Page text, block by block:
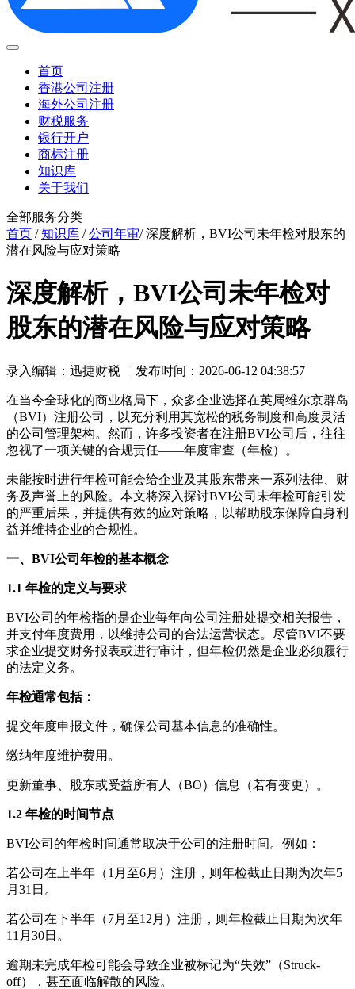
首页
香港公司注册
海外公司注册
财税服务
银行开户
商标注册
知识库
关于我们
全部服务分类
首页 /知识库 /公司年审/ 深度解析，BVI公司未年检对股东的
潜在风险与应对策略
深度解析，BVI公司未年检对
股东的潜在风险与应对策略
录入编辑：迅捷财税 | 发布时间：2026-06-12 04:38:57
在当今全球化的商业格局下，众多企业选择在英属维尔京群岛
（BVI）注册公司，以充分利用其宽松的税务制度和高度灵活
的公司管理架构。然而，许多投资者在注册BVI公司后，往往
忽视了一项关键的合规责任——年度审查（年检）。
未能按时进行年检可能会给企业及其股东带来一系列法律、财
务及声誉上的风险。本文将深入探讨BVI公司未年检可能引发
的严重后果，并提供有效的应对策略，以帮助股东保障自身利
益并维持企业的合规性。
一、BVI公司年检的基本概念
1.1 年检的定义与要求
BVI公司的年检指的是企业每年向公司注册处提交相关报告，
并支付年度费用，以维持公司的合法运营状态。尽管BVI不要
求企业提交财务报表或进行审计，但年检仍然是企业必须履行
的法定义务。
年检通常包括：
提交年度申报文件，确保公司基本信息的准确性。
缴纳年度维护费用。
更新董事、股东或受益所有人（BO）信息（若有变更）。
1.2 年检的时间节点
BVI公司的年检时间通常取决于公司的注册时间。例如：
若公司在上半年（1月至6月）注册，则年检截止日期为次年5
月31日。
若公司在下半年（7月至12月）注册，则年检截止日期为次年
11月30日。
逾期未完成年检可能会导致企业被标记为“失效”（Struck-
off），甚至面临解散的风险。